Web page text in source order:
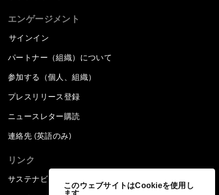
このウェブサイトはCookieを使用し
ます
エンゲージメント
サインイン
パートナー（組織）について
参加する（個人、組織）
プレスリリース登録
ニュースレター購読
連絡先 (英語のみ)
リンク
サステナビリティへの取り組み